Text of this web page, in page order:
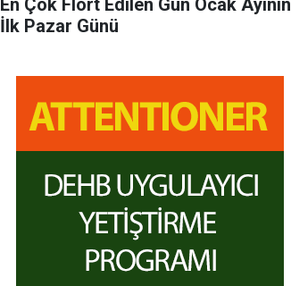
En Çok Flört Edilen Gün Ocak Ayının
İlk Pazar Günü